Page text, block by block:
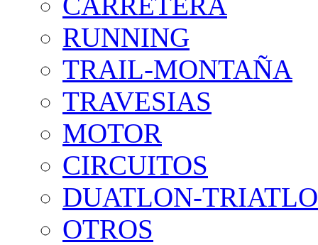
RUNNING
TRAIL-MONTAÑA
TRAVESIAS
MOTOR
CIRCUITOS
DUATLON-
OTROS